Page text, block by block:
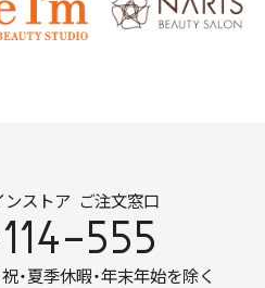
ストア ご注文窓口
555
・夏季休暇・年末年始を除く